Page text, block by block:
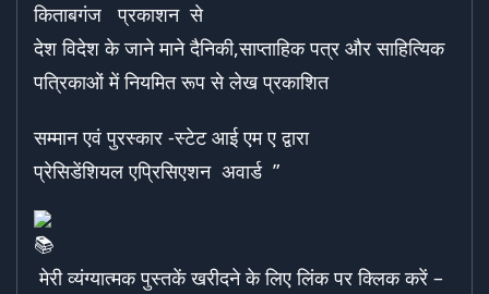
किताबगंज प्रकाशन से
देश विदेश के जाने माने दैनिकी,साप्ताहिक पत्र और साहित्यिक
पत्रिकाओं में नियमित रूप से लेख प्रकाशित
सम्मान एवं पुरस्कार -स्टेट आई एम ए द्वारा
प्रेसिडेंशियल एप्रिसिएशन अवार्ड ”
मेरी व्यंग्यात्मक पुस्तकें खरीदने के लिए लिंक पर क्लिक करें –